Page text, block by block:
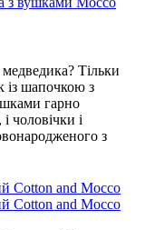
Тільки
із шапочкою з
гарно
чоловічки і
з